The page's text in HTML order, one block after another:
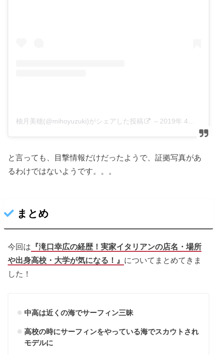
柚月美穂(@mihoyuzuki)がシェアした投稿 – 2019年 4月月24日午前4時02分PDT
と言っても、目撃情報だけだったようで、証拠写真があ
るわけではないようです。。。
まとめ
今回は 『滝口幸広の経歴！実家イタリアンの店名・場所
や出身高校・大学が気になる！』 についてまとめてきま
した！
中高は近くの海でサーフィン三昧
高校の時にサーフィンをやっている海でスカウトされ
モデルに